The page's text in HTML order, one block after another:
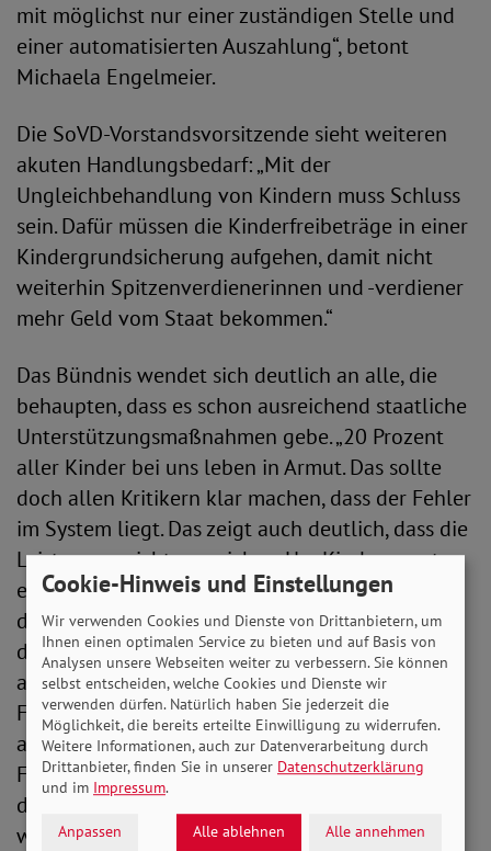
mit möglichst nur einer zuständigen Stelle und
einer automatisierten Auszahlung“, betont
Michaela Engelmeier.
Die SoVD-Vorstandsvorsitzende sieht weiteren
akuten Handlungsbedarf: „Mit der
Ungleichbehandlung von Kindern muss Schluss
sein. Dafür müssen die Kinderfreibeträge in einer
Kindergrundsicherung aufgehen, damit nicht
weiterhin Spitzenverdienerinnen und -verdiener
mehr Geld vom Staat bekommen.“
Das Bündnis wendet sich deutlich an alle, die
behaupten, dass es schon ausreichend staatliche
Unterstützungsmaßnahmen gebe. „20 Prozent
aller Kinder bei uns leben in Armut. Das sollte
doch allen Kritikern klar machen, dass der Fehler
im System liegt. Das zeigt auch deutlich, dass die
Leistungen nicht ausreichen. Um Kinderarmut
effektiv bekämpfen zu können, müssen wir also
dringend das kindliche Existenzminimum neu
definieren. Und in der öffentlichen Debatte wird
auch allzu gerne verschwiegen, dass viele der
Förderungen vom Staat aktuell gegeneinander
aufgerechnet werden. So profitieren Kinder in
Familien, die Bürgergeld empfangen, nicht von
der Kindergelderhöhung. Denn die 250 Euro
werden voll auf den Regelsatz angerechnet. Wir
Cookie-Hinweis und Einstellungen
Wir verwenden Cookies und Dienste von Drittanbietern, um
Ihnen einen optimalen Service zu bieten und auf Basis von
Analysen unsere Webseiten weiter zu verbessern. Sie können
selbst entscheiden, welche Cookies und Dienste wir
verwenden dürfen. Natürlich haben Sie jederzeit die
Möglichkeit, die bereits erteilte Einwilligung zu widerrufen.
Weitere Informationen, auch zur Datenverarbeitung durch
Drittanbieter, finden Sie in unserer Datenschutzerklärung
und im Impressum.
Anpassen Alle ablehnen Alle annehmen